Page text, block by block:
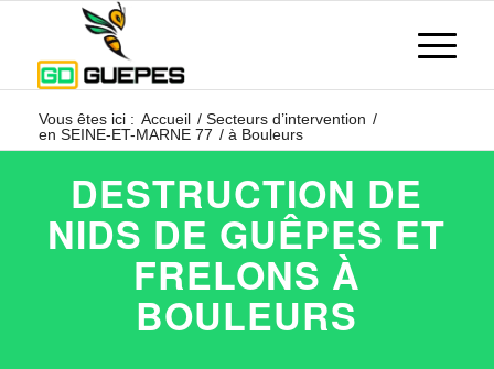
Vous êtes ici : Accueil / Secteurs d’intervention /
en SEINE-ET-MARNE 77 / à Bouleurs
DESTRUCTION DE
NIDS DE GUÊPES ET
FRELONS À
BOULEURS